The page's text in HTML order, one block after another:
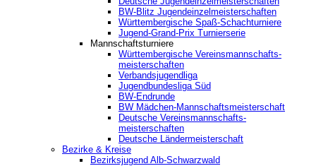
BW-Blitz Jugendeinzelmeisterschaften
Württembergische Spaß-Schachturniere
Jugend-Grand-Prix Turnierserie
Mannschaftsturniere
Württembergische Vereinsmannschafts-
meisterschaften
Verbandsjugendliga
Jugendbundesliga Süd
BW-Endrunde
BW Mädchen-Mannschaftsmeisterschaft
Deutsche Vereinsmannschafts-
meisterschaften
Deutsche Ländermeisterschaft
Bezirke & Kreise
Bezirksjugend Alb-Schwarzwald